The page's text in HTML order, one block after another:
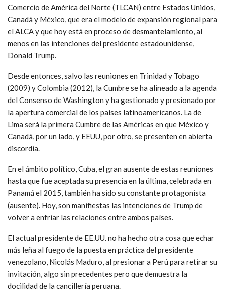
Comercio de América del Norte (TLCAN) entre Estados Unidos,
Canadá y México, que era el modelo de expansión regional para
el ALCA y que hoy está en proceso de desmantelamiento, al
menos en las intenciones del presidente estadounidense,
Donald Trump.
Desde entonces, salvo las reuniones en Trinidad y Tobago
(2009) y Colombia (2012), la Cumbre se ha alineado a la agenda
del Consenso de Washington y ha gestionado y presionado por
la apertura comercial de los países latinoamericanos. La de
Lima será la primera Cumbre de las Américas en que México y
Canadá, por un lado, y EEUU, por otro, se presenten en abierta
discordia.
En el ámbito político, Cuba, el gran ausente de estas reuniones
hasta que fue aceptada su presencia en la última, celebrada en
Panamá el 2015, también ha sido su constante protagonista
(ausente). Hoy, son manifiestas las intenciones de Trump de
volver a enfriar las relaciones entre ambos países.
El actual presidente de EE.UU. no ha hecho otra cosa que echar
más leña al fuego de la puesta en práctica del presidente
venezolano, Nicolás Maduro, al presionar a Perú para retirar su
invitación, algo sin precedentes pero que demuestra la
docilidad de la cancillería peruana.